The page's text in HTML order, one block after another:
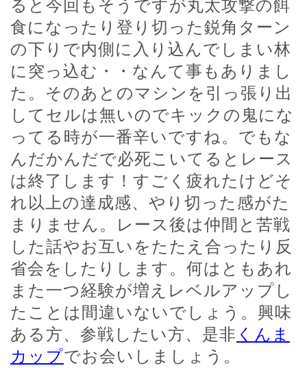
ると今回もそうですが丸太攻撃の餌
食になったり登り切った鋭角ターン
の下りで内側に入り込んでしまい林
に突っ込む・・なんて事もありまし
た。そのあとのマシンを引っ張り出
してセルは無いのでキックの鬼にな
ってる時が一番辛いですね。でもな
んだかんだで必死こいてるとレース
は終了します！すごく疲れたけどそ
れ以上の達成感、やり切った感がた
まりません。レース後は仲間と苦戦
した話やお互いをたたえ合ったり反
省会をしたりします。何はともあれ
また一つ経験が増えレベルアップし
たことは間違いないでしょう。興味
ある方、参戦したい方、是非 くんま
カップでお会いしましょう。